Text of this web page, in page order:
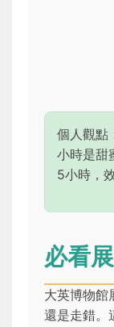
個人觀點
小時是甜
5小時，
必看
大英博物館
還是走錯。